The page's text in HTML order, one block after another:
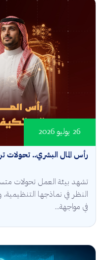
رأس المال البشري.. تحولات
26 يوليو 2026
تشهد بيئة العمل تحولات
النظر في نماذجها التنظيمية،
في مواجهة...